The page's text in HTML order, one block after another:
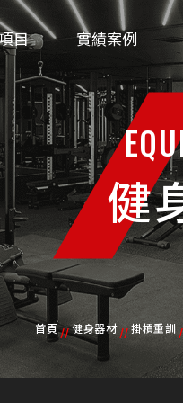
目 實績案例
健
首頁//健身器材//掛槓重訓